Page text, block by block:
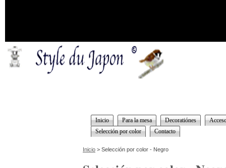
Inicio Para la mesa Decoratiónes
Selección por color
Contacto
Inicio > Selección por color - Negro